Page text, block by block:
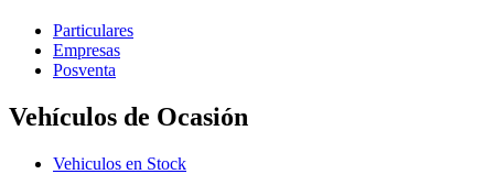
Particulares
Empresas
Posventa
Vehículos de Ocasión
Vehiculos en Stock